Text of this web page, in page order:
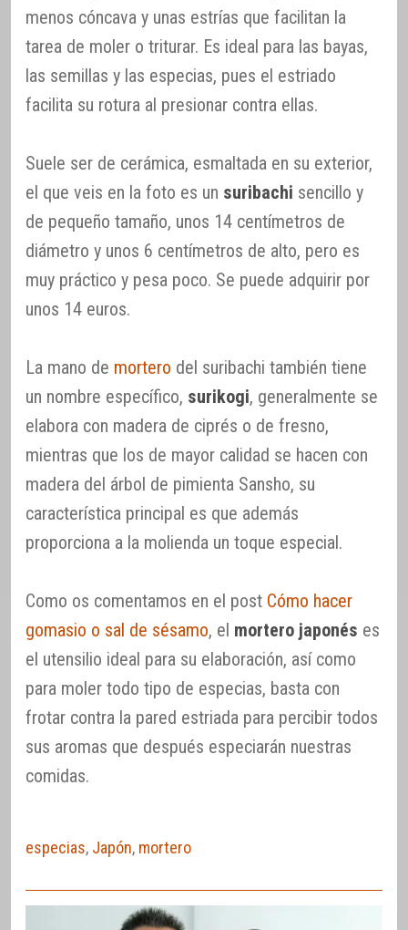
menos cóncava y unas estrías que facilitan la
tarea de moler o triturar. Es ideal para las bayas,
las semillas y las especias, pues el estriado
facilita su rotura al presionar contra ellas.
Suele ser de cerámica, esmaltada en su exterior,
el que veis en la foto es un suribachi sencillo y
de pequeño tamaño, unos 14 centímetros de
diámetro y unos 6 centímetros de alto, pero es
muy práctico y pesa poco. Se puede adquirir por
unos 14 euros.
La mano de mortero del suribachi también tiene
un nombre específico, surikogi, generalmente se
elabora con madera de ciprés o de fresno,
mientras que los de mayor calidad se hacen con
madera del árbol de pimienta Sansho, su
característica principal es que además
proporciona a la molienda un toque especial.
Como os comentamos en el post Cómo hacer
gomasio o sal de sésamo, el mortero japonés es
el utensilio ideal para su elaboración, así como
para moler todo tipo de especias, basta con
frotar contra la pared estriada para percibir todos
sus aromas que después especiarán nuestras
comidas.
especias, Japón, mortero